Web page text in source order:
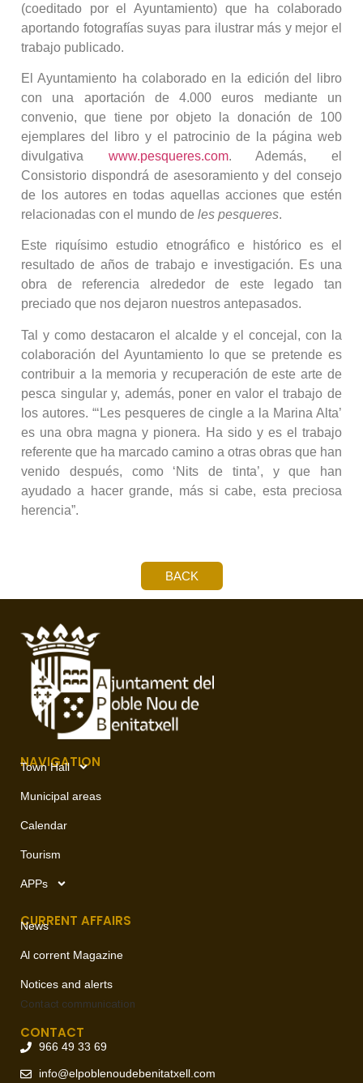
(coeditado por el Ayuntamiento) que ha colaborado
aportando fotografías suyas para ilustrar más y mejor el
trabajo publicado.
El Ayuntamiento ha colaborado en la edición del libro
con una aportación de 4.000 euros mediante un
convenio, que tiene por objeto la donación de 100
ejemplares del libro y el patrocinio de la página web
divulgativa www.pesqueres.com. Además, el
Consistorio dispondrá de asesoramiento y del consejo
de los autores en todas aquellas acciones que estén
relacionadas con el mundo de les pesqueres.
Este riquísimo estudio etnográfico e histórico es el
resultado de años de trabajo e investigación. Es una
obra de referencia alrededor de este legado tan
preciado que nos dejaron nuestros antepasados.
Tal y como destacaron el alcalde y el concejal, con la
colaboración del Ayuntamiento lo que se pretende es
contribuir a la memoria y recuperación de este arte de
pesca singular y, además, poner en valor el trabajo de
los autores. “‘Les pesqueres de cingle a la Marina Alta’
es una obra magna y pionera. Ha sido y es el trabajo
referente que ha marcado camino a otras obras que han
venido después, como ‘Nits de tinta’, y que han
ayudado a hacer grande, más si cabe, esta preciosa
herencia”.
BACK
NAVIGATION
Town Hall
Municipal areas
Calendar
Tourism
APPs
CURRENT AFFAIRS
News
Al corrent Magazine
Notices and alerts
Contact communication
CONTACT
966 49 33 69
info@elpoblenoudebenitatxell.com